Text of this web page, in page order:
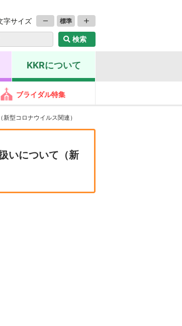
字サイズ 標準
KKRについて
ブライダル特集
型コロナウイルス関連）
いについて（新